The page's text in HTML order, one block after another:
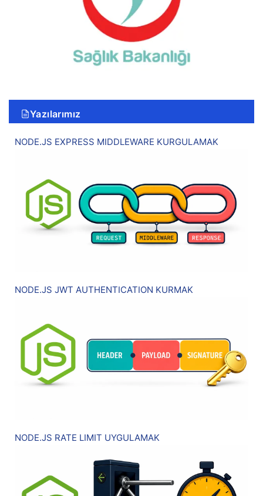
Yazılarımız
NODE.JS EXPRESS MIDDLEWARE KURGULAMAK
NODE.JS JWT AUTHENTICATION KURMAK
NODE.JS RATE LIMIT UYGULAMAK